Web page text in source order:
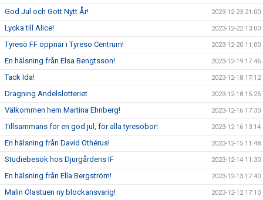
God Jul och Gott Nytt År! 2023-12-23 21:00
Lycka till Alice! 2023-12-22 13:00
Tyresö FF öppnar i Tyresö Centrum! 2023-12-20 11:00
En hälsning från Elsa Bengtsson! 2023-12-19 17:46
Tack Ida! 2023-12-18 17:12
Dragning Andelslotteriet 2023-12-18 15:25
Välkommen hem Martina Ehnberg! 2023-12-16 17:30
Tillsammans för en god jul, för alla tyresöbor! 2023-12-16 13:14
En hälsning från David Othérus! 2023-12-15 11:48
Studiebesök hos Djurgårdens IF 2023-12-14 11:30
En hälsning från Ella Bergström! 2023-12-13 17:40
Malin Olastuen ny blockansvarig! 2023-12-12 17:10